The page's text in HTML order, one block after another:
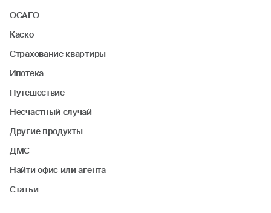
ОСАГО
Каско
Страхование квартиры
Ипотека
Путешествие
Несчастный случай
Другие продукты
ДМС
Найти офис или агента
Статьи